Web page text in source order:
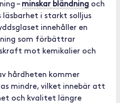
– minskar bländning och
i starkt solljus
innehåller en
som förbättrar
mot kemikalier och
hårdheten kommer
mindre, vilket innebär att
och kvalitet längre